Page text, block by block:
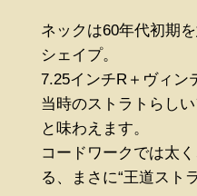
ネックは60年代初期
シェイプ。
7.25インチR＋ヴィン
当時のストラトらし
と味わえます。
コードワークでは太
る、まさに“王道スト